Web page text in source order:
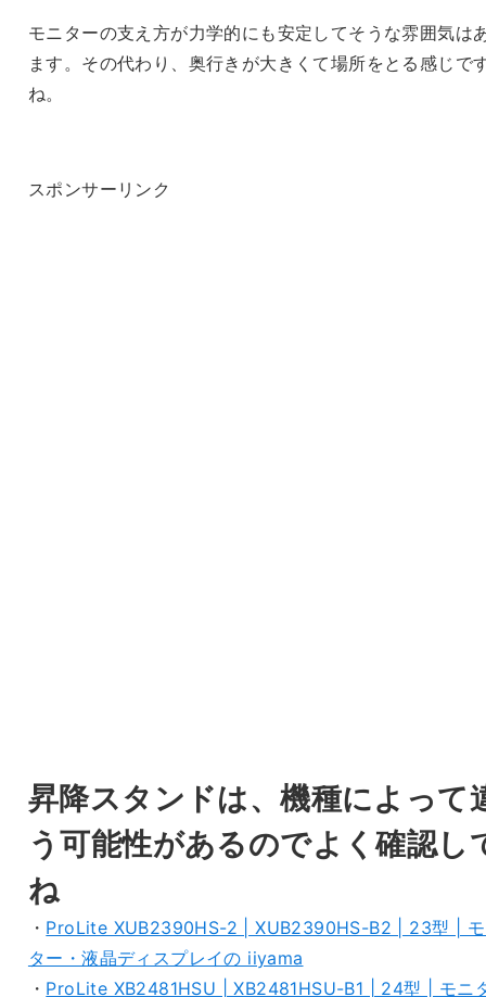
モニターの支え方が力学的にも安定してそうな雰囲気は
ます。その代わり、奥行きが大きくて場所をとる感じで
ね。
スポンサーリンク
昇降スタンドは、機種によって
う可能性があるのでよく確認し
ね
・ ProLite XUB2390HS-2 | XUB2390HS-B2 | 23型 |
ター・液晶ディスプレイの iiyama
・ ProLite XB2481HSU | XB2481HSU-B1 | 24型 | モニ